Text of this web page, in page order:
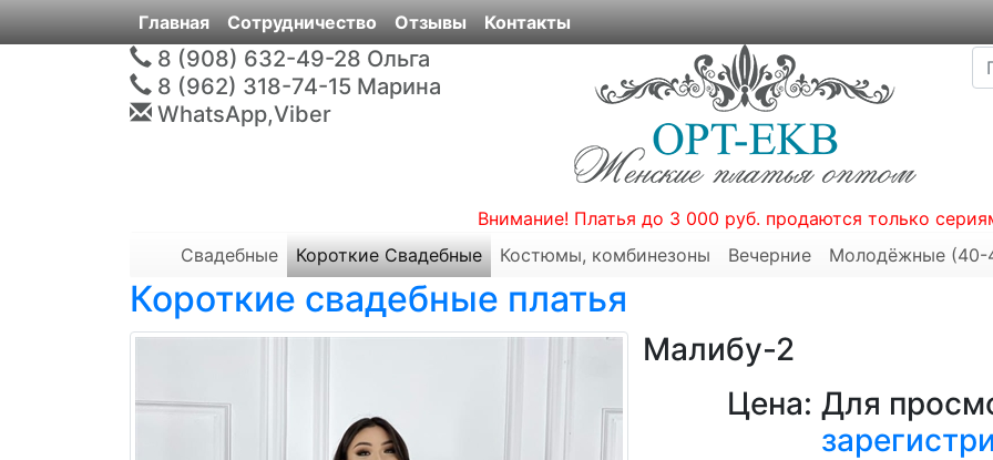
Главная Сотрудничество Отзывы Контакты
8 (908) 632-49-28 Ольга
8 (962) 318-74-15 Марина
WhatsApp,Viber
Внимание! Платья до 3 000 руб. продаются только
Свадебные
Короткие Свадебные Костюмы, комбинезоны Вечерние Молодёжные (40-
Короткие свадебные платья
Малибу-2
Цена: Для